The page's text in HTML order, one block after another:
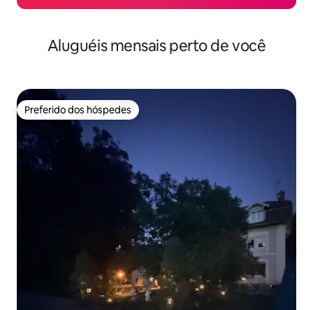
Aluguéis mensais perto de você
Preferido dos hóspedes
Preferido dos hóspedes